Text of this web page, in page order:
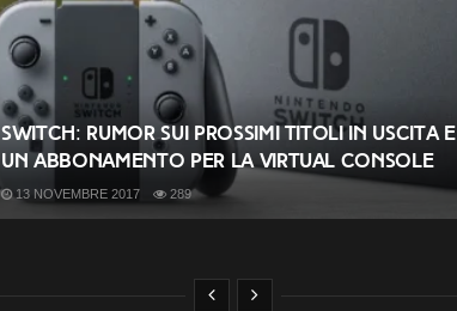
Switch: rumor sui prossimi titoli in uscita e
un abbonamento per la Virtual Console
13 NOVEMBRE 2017 289